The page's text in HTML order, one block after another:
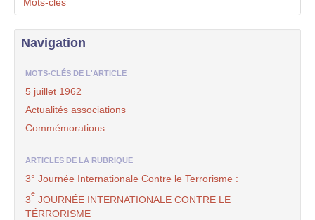
Navigation
MOTS-CLÉS DE L'ARTICLE
5 juillet 1962
Actualités associations
Commémorations
ARTICLES DE LA RUBRIQUE
3° Journée Internationale Contre le Terrorisme :
3
e
JOURNÉE INTERNATIONALE CONTRE LE
TÉRRORISME